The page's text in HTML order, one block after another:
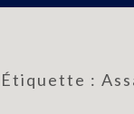
Étiquette :